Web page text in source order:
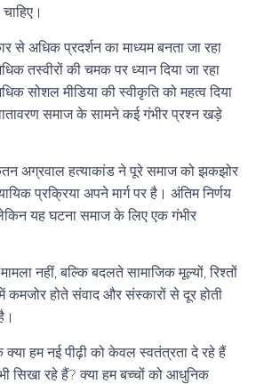
से अधिक प्रदर्शन का माध्यम बनता जा रहा
तस्वीरों की चमक पर ध्यान दिया जा रहा
सोशल मीडिया की स्वीकृति को महत्व दिया
समाज के सामने कई गंभीर प्रश्न खड़े
अग्रवाल हत्याकांडने पूरे समाज को झकझोर
प्रक्रिया अपने मार्ग पर है। अंतिम निर्णय
यह घटना समाज के लिए एक गंभीर
नहीं, बल्कि बदलते सामाजिक मूल्यों, रिश्तों
में कमजोर होते संवाद और संस्कारों से दूर होती
हम नई पीढ़ी को केवल स्वतंत्रता दे रहे हैं
सिखा रहे हैं? क्या हम बच्चों को आधुनिक